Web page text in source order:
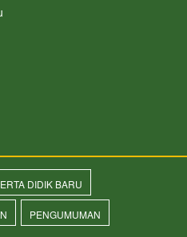
DIDIK BARU
PENGUMUMAN